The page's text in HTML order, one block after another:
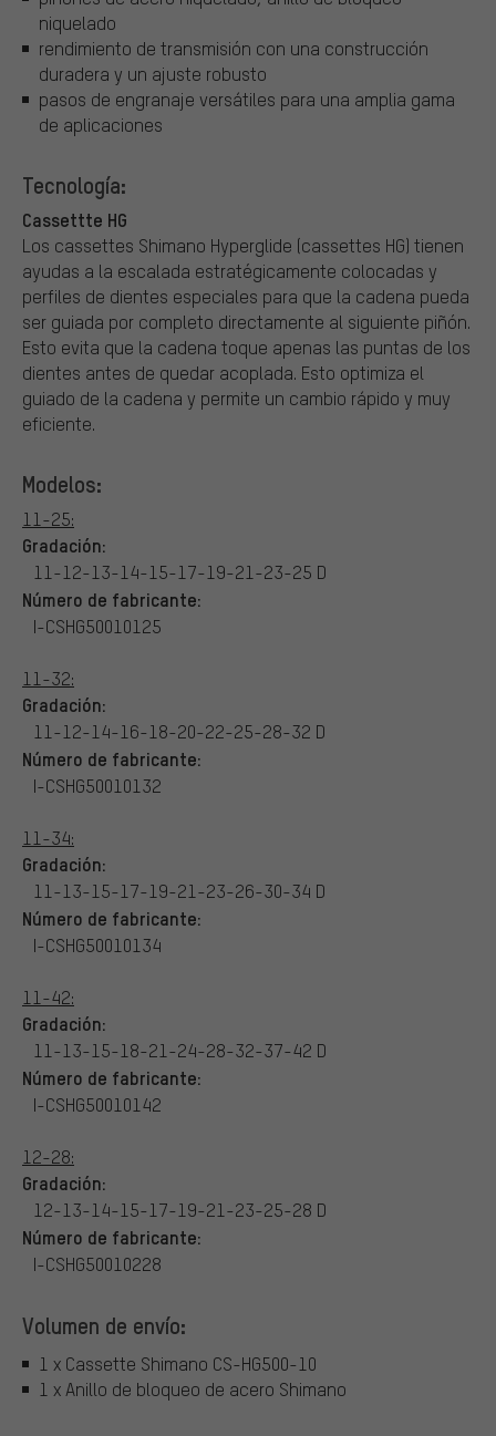
niquelado
rendimiento de transmisión con una construcción
duradera y un ajuste robusto
pasos de engranaje versátiles para una amplia gama
de aplicaciones
Tecnología:
Cassettte HG
Los cassettes Shimano Hyperglide (cassettes HG) tienen
ayudas a la escalada estratégicamente colocadas y
perfiles de dientes especiales para que la cadena pueda
ser guiada por completo directamente al siguiente piñón.
Esto evita que la cadena toque apenas las puntas de los
dientes antes de quedar acoplada. Esto optimiza el
guiado de la cadena y permite un cambio rápido y muy
eficiente.
Modelos:
11-25:
Gradación:
11-12-13-14-15-17-19-21-23-25 D
Número de fabricante:
I-CSHG50010125
11-32:
Gradación:
11-12-14-16-18-20-22-25-28-32 D
Número de fabricante:
I-CSHG50010132
11-34:
Gradación:
11-13-15-17-19-21-23-26-30-34 D
Número de fabricante:
I-CSHG50010134
11-42:
Gradación:
11-13-15-18-21-24-28-32-37-42 D
Número de fabricante:
I-CSHG50010142
12-28:
Gradación:
12-13-14-15-17-19-21-23-25-28 D
Número de fabricante:
I-CSHG50010228
Volumen de envío:
1 x Cassette Shimano CS-HG500-10
1 x Anillo de bloqueo de acero Shimano